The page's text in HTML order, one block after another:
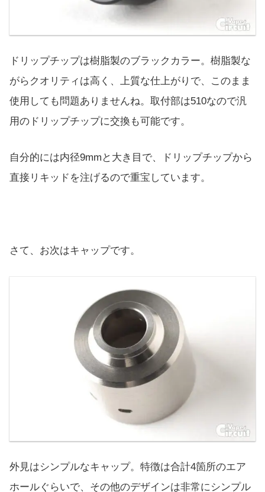
ドリップチップは樹脂製のブラックカラー。樹脂製な
がらクオリティは高く、上質な仕上がりで、このまま
使用しても問題ありませんね。取付部は510なので汎
用のドリップチップに交換も可能です。
自分的には内径9mmと大き目で、ドリップチップから
直接リキッドを注げるので重宝しています。
さて、お次はキャップです。
外見はシンプルなキャップ。特徴は合計4箇所のエア
ホールぐらいで、その他のデザインは非常にシンプル